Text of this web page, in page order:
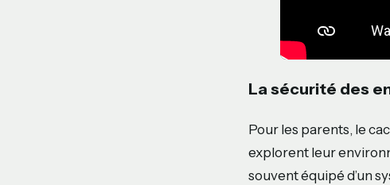
La sécurité des
Pour les parents, le
explorent leur
souvent équipé d’un